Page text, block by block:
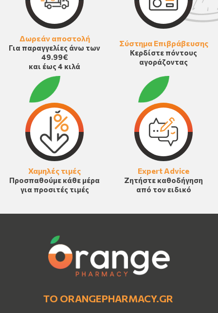
Δωρεάν αποστολή
Για παραγγελίες άνω των
49.99€
και έως 4 κιλά
Σύστημα Επιβράβευσης
Κερδίστε πόντους
αγοράζοντας
Χαμηλές τιμές
Προσπαθούμε κάθε μέρα
για προσιτές τιμές
Expert Advice
Ζητήστε καθοδήγηση
από τον ειδικό
ΤΟ ORANGEPHARMACY.GR